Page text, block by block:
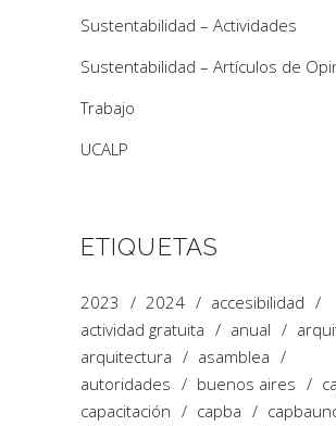
Sustentabilidad – Actividades
Sustentabilidad – Artículos de
Trabajo
UCALP
ETIQUETAS
2023 2024
accesibilidad
actividad gratuita
anual
arquitectura
asamblea
autoridades
buenos aires
capacitación
capba